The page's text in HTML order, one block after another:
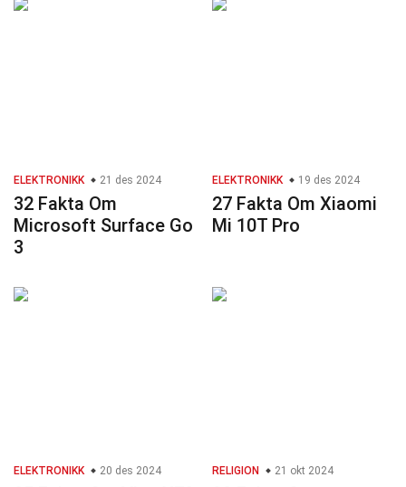
ELEKTRONIKK 21 des 2024
32 Fakta Om
Microsoft Surface Go
3
ELEKTRONIKK 19 des 2024
27 Fakta Om Xiaomi
Mi 10T Pro
ELEKTRONIKK 20 des 2024 RELIGION 21 okt 2024